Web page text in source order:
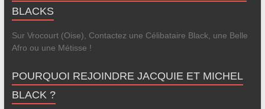
BLACKS
Sur Vrocourt (Oise), Contactez une Célibataire Black, une Belle
Afro ou une Métisse !
POURQUOI REJOINDRE JACQUIE ET MICHEL
BLACK ?